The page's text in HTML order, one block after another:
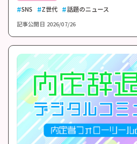
SNS
Z世代 話題のニュース
記事公開日 2026/07/26